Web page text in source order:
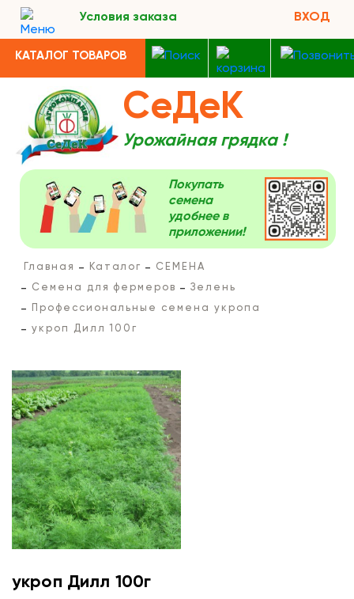
Условия заказа ВХОД
КАТАЛОГ ТОВАРОВ
СеДеК
Урожайная грядка !
Покупать
семена
удобнее в
приложении!
Главная Каталог
СЕМЕНА
Семена для фермеров
Зелень
Профессиональные семена укропа
укроп Дилл 100г
укроп Дилл 100г